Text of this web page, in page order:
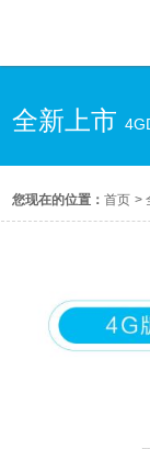
全新上市
您现在的位置：首页 >